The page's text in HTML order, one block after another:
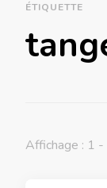
ÉTIQUETTE
Affichage : 1 -